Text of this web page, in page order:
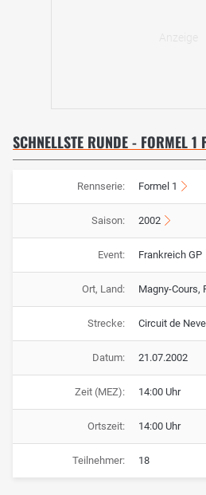
SCHNELLSTE RUNDE - FORMEL 1
Rennserie: Formel 1
Saison: 2002
Event: Frankreich GP
Ort, Land: Magny-Cours,
Strecke: Circuit de
Datum: 21.07.2002
Zeit (MEZ): 14:00 Uhr
Ortszeit: 14:00 Uhr
Teilnehmer: 18